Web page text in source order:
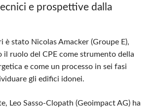
e prospettive dalla
è stato Nicolas Amacker (Groupe E),
il ruolo del CPE come strumento della
e come un processo in sei fasi
gli edifici idonei.
Leo Sasso-Clopath (Geoimpact AG) ha